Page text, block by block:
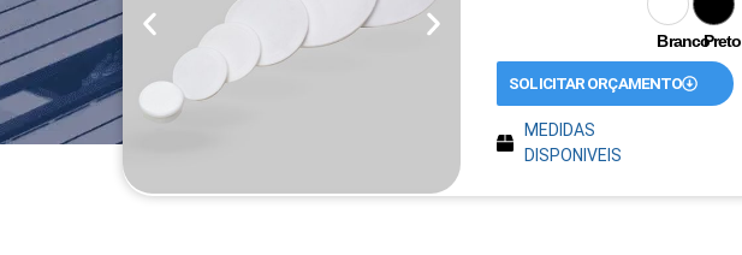
BrancoPreto
SOLICITAR ORÇAMENTO
MEDIDAS
DISPONIVEIS